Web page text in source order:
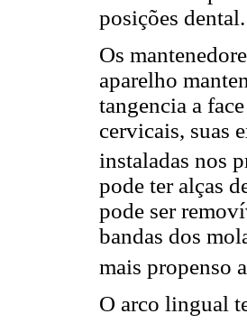
posições dental.
Os
aparelho
tangencia a
cervicais, suas
instaladas nos
pode ter alças
pode ser
bandas dos
mais propenso
O arco lingual